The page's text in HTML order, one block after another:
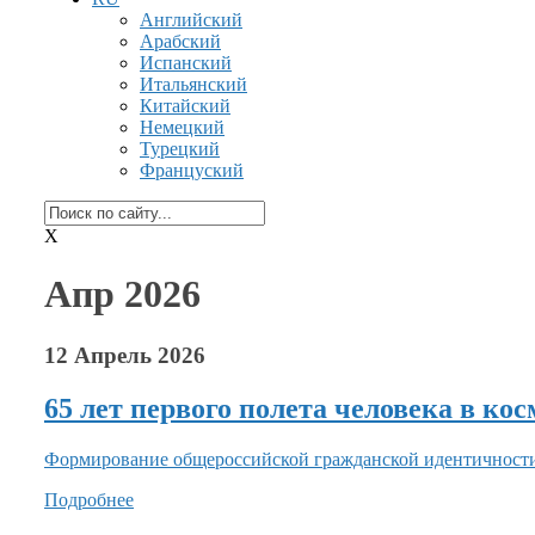
Английский
Арабский
Испанский
Итальянский
Китайский
Немецкий
Турецкий
Француский
X
Апр 2026
12 Апрель 2026
65 лет первого полета человека в
Формирование общероссийской гражданской
Подробнее